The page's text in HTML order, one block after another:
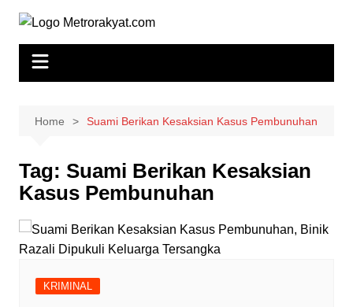
content
Home Suami Berikan Kesaksian Kasus Pembunuhan
Tag: Suami Berikan Kesaksian
Kasus Pembunuhan
KRIMINAL